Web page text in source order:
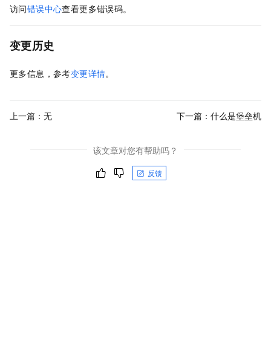
访问错误中心查看更多错误码。
变更历史
更多信息，参考变更详情。
上一篇：无 下一篇： 什么是堡垒机
该文章对您有帮助吗？
反馈